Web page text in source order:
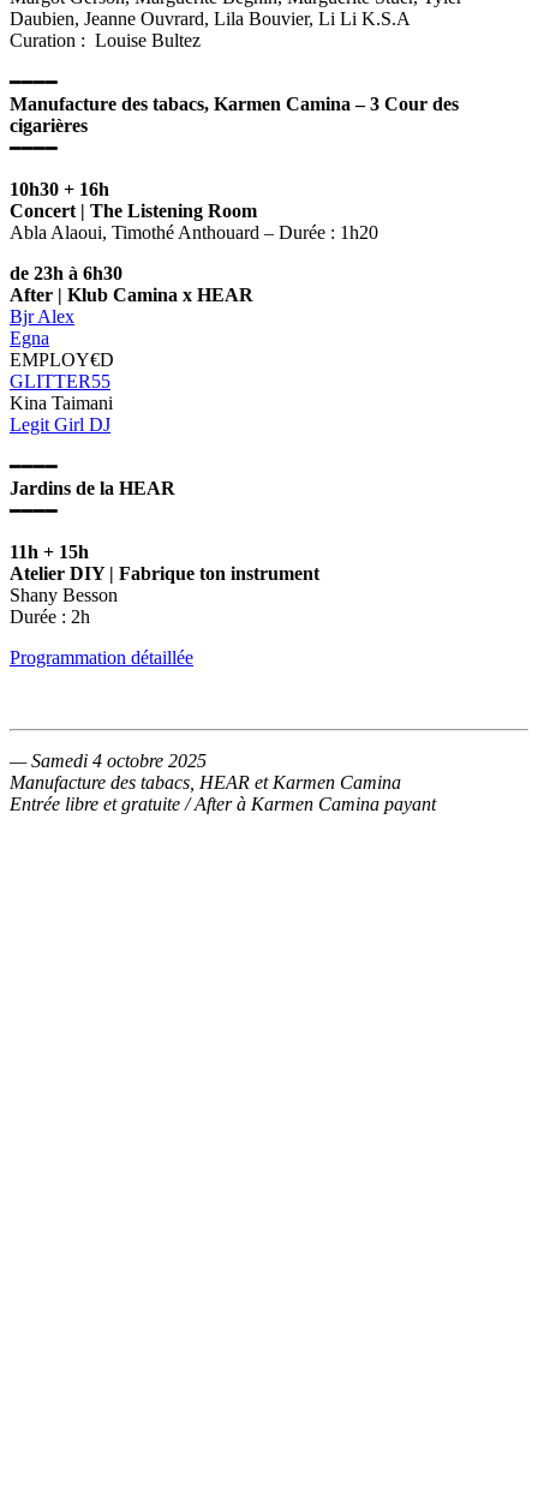
Daubien, Jeanne Ouvrard, Lila Bouvier, Li Li K.S.A
Curation : Louise Bultez
━━━━
Manufacture des tabacs, Karmen Camina – 3 Cour des
cigarières
━━━━
10h30 + 16h
Concert | The Listening Room
Abla Alaoui, Timothé Anthouard – Durée : 1h20
de 23h à 6h30
After | Klub Camina x HEAR
Bjr Alex
Egna
EMPLOY€D
GLITTER55
Kina Taimani
Legit Girl DJ
━━━━
Jardins de la HEAR
━━━━
11h + 15h
Atelier DIY | Fabrique ton instrument
Shany Besson
Durée : 2h
Programmation détaillée
— Samedi 4 octobre 2025
Manufacture des tabacs, HEAR et Karmen Camina
Entrée libre et gratuite / After à Karmen Camina payant